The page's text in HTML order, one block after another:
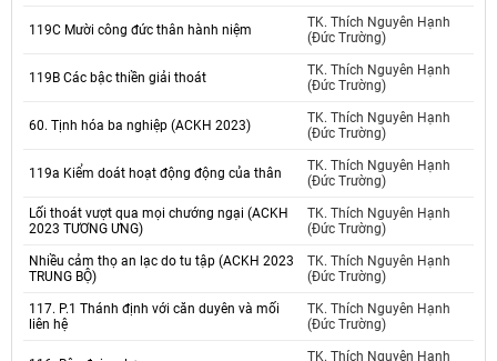
119C Mười công đức thân hành niệm
TK. Thích Nguyên Hạnh
(Đức Trường)
119B Các bậc thiền giải thoát
TK. Thích Nguyên Hạnh
(Đức Trường)
60. Tịnh hóa ba nghiệp (ACKH 2023)
TK. Thích Nguyên Hạnh
(Đức Trường)
119a Kiểm doát hoạt động động của thân
TK. Thích Nguyên Hạnh
(Đức Trường)
Lối thoát vượt qua mọi chướng ngại (ACKH
2023 TƯƠNG ƯNG)
TK. Thích Nguyên Hạnh
(Đức Trường)
Nhiều cảm thọ an lạc do tu tập (ACKH 2023
TRUNG BỘ)
TK. Thích Nguyên Hạnh
(Đức Trường)
117. P.1 Thánh định với căn duyên và mối
liên hệ
TK. Thích Nguyên Hạnh
(Đức Trường)
TK. Thích Nguyên Hạnh